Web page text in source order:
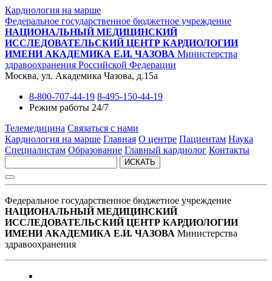
Кардиология на марше
Федеральное государственное бюджетное учреждение
НАЦИОНАЛЬНЫЙ МЕДИЦИНСКИЙ
ИССЛЕДОВАТЕЛЬСКИЙ ЦЕНТР КАРДИОЛОГИИ
ИМЕНИ АКАДЕМИКА Е.И. ЧАЗОВА Министерства
здравоохранения Российской Федерации
Москва, ул. Академика Чазова, д.15а
8-800-707-44-19 8-495-150-44-19
Режим работы 24/7
Телемедицина Связаться с нами
Кардиология на марше Главная О центре Пациентам Наука
Специалистам Образование Главный кардиолог Контакты
ИСКАТЬ
Федеральное государственное бюджетное учреждение
НАЦИОНАЛЬНЫЙ МЕДИЦИНСКИЙ
ИССЛЕДОВАТЕЛЬСКИЙ ЦЕНТР КАРДИОЛОГИИ
ИМЕНИ АКАДЕМИКА Е.И. ЧАЗОВА Министерства
здравоохранения